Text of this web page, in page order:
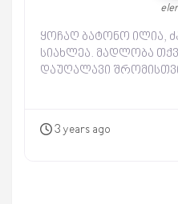
ყოჩაღ ბატონო ილია,
სიახლეა. მადლობა
დაუღალავი
3 years ago